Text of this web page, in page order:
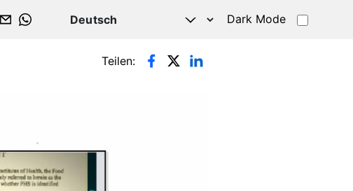
WHATSAPP
Dark Mode
Teilen: